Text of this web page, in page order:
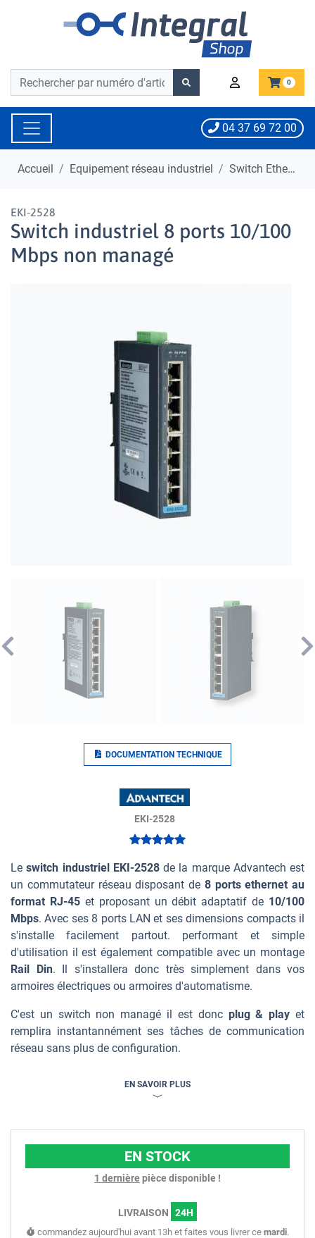
Barre de recherche
Barre de recherche 0
04 37 69 72 00
Accueil Equipement réseau industriel Switch Ethernet Industriel
EKI-2528
Switch industriel 8 ports 10/100
Mbps non managé
DOCUMENTATION TECHNIQUE
EKI-2528
Leswitch industriel EKI-2528de la marque Advantech est
un commutateur réseau disposant de 8 ports ethernet au
format RJ-45et proposant un débit adaptatif de 10/100
Mbps. Avec ses 8 ports LAN et ses dimensions compacts il
s'installe facilement partout. performant et simple
d'utilisation il est également compatible avec un montage
Rail Din. Il s'installera donc très simplement dans vos
armoires électriques ou armoires d'automatisme.
C'est un switch non managé il est donc plug & play et
remplira instantannément ses tâches de communication
réseau sans plus de configuration.
EN SAVOIR PLUS
EN STOCK
1 dernière pièce disponible !
LIVRAISON 24H
commandez aujourd'hui avant 13h et faites vous livrer ce mardi.